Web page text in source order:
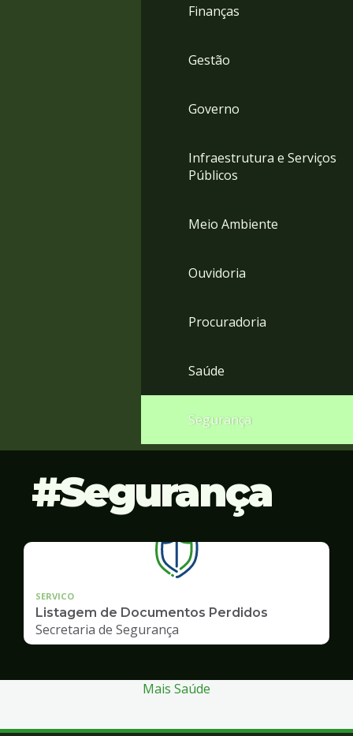
Finanças
Gestão
Governo
Infraestrutura e Serviços
Públicos
Meio Ambiente
Ouvidoria
Procuradoria
Saúde
Segurança
Segurança
SERVICO
Listagem de Documentos Perdidos
Secretaria de Segurança
Mais Saúde